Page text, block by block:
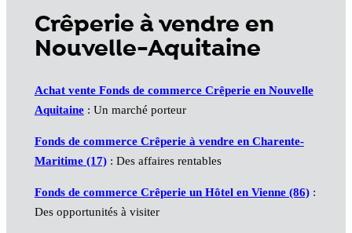
Crêperie à vendre en
Nouvelle-Aquitaine
Achat vente Fonds de commerce Crêperie en Nouvelle
Aquitaine: Un marché porteur
Fonds de commerce Crêperieà vendre en Charente-
Maritime (17): Des affaires rentables
Fonds de commerce Crêperie un Hôtelen Vienne (86):
Des opportunités à visiter